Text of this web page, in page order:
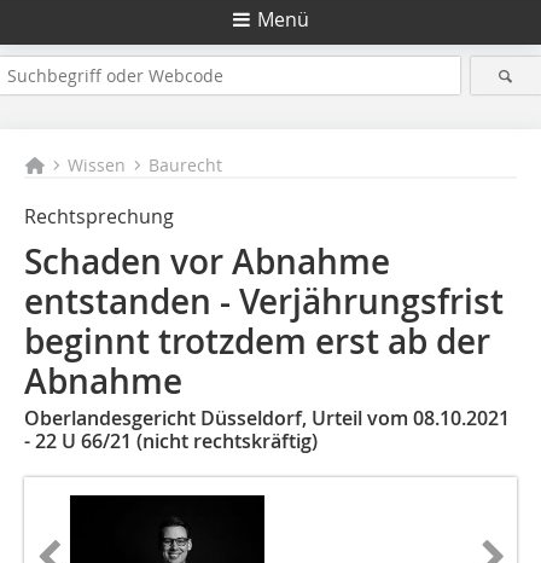
Menü
Wissen Baurecht
Rechtsprechung
Schaden vor Abnahme
entstanden - Verjährungsfrist
beginnt trotzdem erst ab der
Abnahme
Oberlandesgericht Düsseldorf, Urteil vom 08.10.2021
- 22 U 66/21 (nicht rechtskräftig)